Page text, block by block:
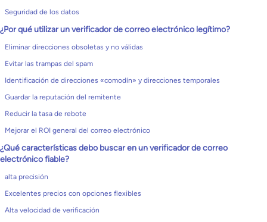
Seguridad de los datos
¿Por qué utilizar un verificador de correo electrónico legítimo?
Eliminar direcciones obsoletas y no válidas
Evitar las trampas del spam
Identificación de direcciones «comodín» y direcciones temporales
Guardar la reputación del remitente
Reducir la tasa de rebote
Mejorar el ROI general del correo electrónico
¿Qué características debo buscar en un verificador de correo
electrónico fiable?
alta precisión
Excelentes precios con opciones flexibles
Alta velocidad de verificación